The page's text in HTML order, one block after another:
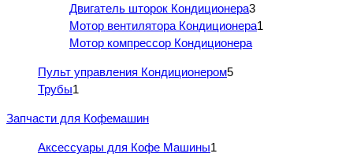
Двигатель шторок Кондиционера3
Мотор вентилятора Кондиционера1
Мотор компрессор Кондиционера
Пульт управления Кондиционером5
Трубы1
Запчасти для Кофемашин
Аксессуары для Кофе Машины1